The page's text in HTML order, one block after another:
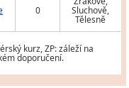
0 Sluchově,
Tělesně
kurz, ZP: záleží na
doporučení.